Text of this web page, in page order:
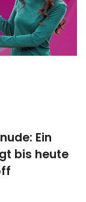
Ein
bis heute